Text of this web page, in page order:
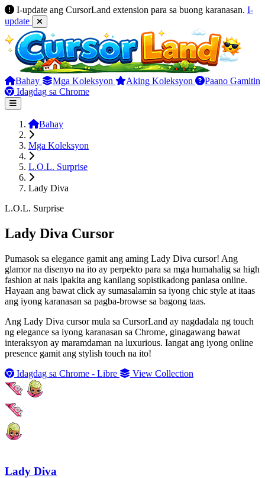
I-update ang CursorLand extension para sa buong karanasan. I-
update
Bahay Mga Koleksyon Aking Koleksyon
Paano Gamitin
Idagdag sa Chrome
Bahay
Mga Koleksyon
L.O.L. Surprise
Lady Diva
L.O.L. Surprise
Lady Diva Cursor
Pumasok sa elegance gamit ang aming Lady Diva cursor! Ang
glamor na disenyo na ito ay perpekto para sa mga humahalig sa high
fashion at nais ipakita ang kanilang sopistikadong panlasa online.
Hayaan ang bawat click ay sumasalamin sa iyong chic style at itaas
ang iyong karanasan sa pagba-browse sa bagong taas.
Ang Lady Diva cursor mula sa CursorLand ay nagdadala ng touch
ng elegance sa iyong karanasan sa Chrome, ginagawang bawat
interaksyon ay maramdaman na luxurious. Iangat ang iyong online
presence gamit ang stylish touch na ito!
Idagdag sa Chrome - Libre
View Collection
Lady Diva